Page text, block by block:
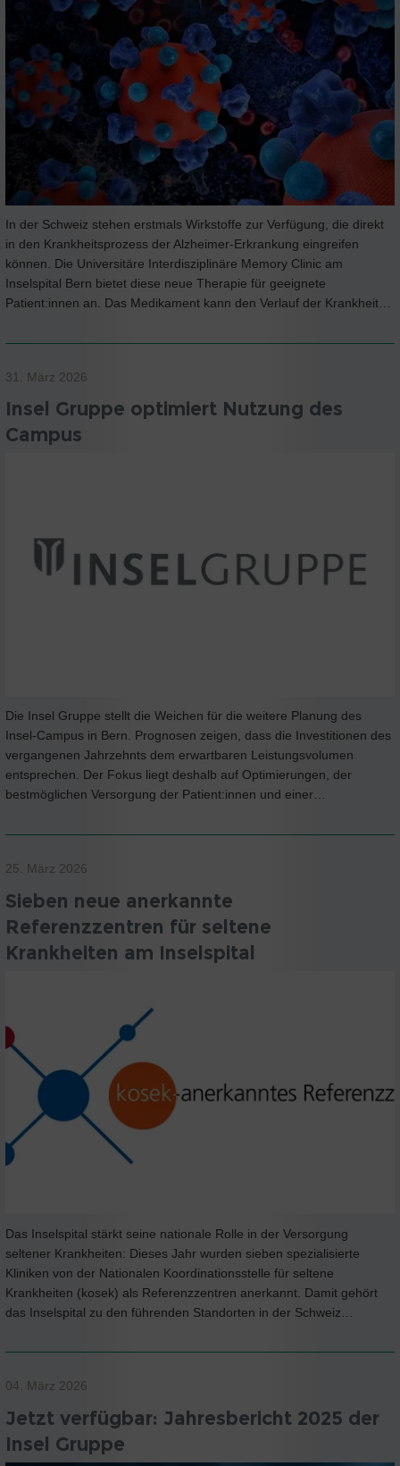
In der Schweiz stehen erstmals Wirkstoffe zur Verfügung, die direkt
in den Krankheitsprozess der Alzheimer-Erkrankung eingreifen
können. Die Universitäre Interdisziplinäre Memory Clinic am
Inselspital Bern bietet diese neue Therapie für geeignete
Patient:innen an. Das Medikament kann den Verlauf der Krankheit…
31. März 2026
Insel Gruppe optimiert Nutzung des
Campus
Die Insel Gruppe stellt die Weichen für die weitere Planung des
Insel-Campus in Bern. Prognosen zeigen, dass die Investitionen des
vergangenen Jahrzehnts dem erwartbaren Leistungsvolumen
entsprechen. Der Fokus liegt deshalb auf Optimierungen, der
bestmöglichen Versorgung der Patient:innen und einer…
25. März 2026
Sieben neue anerkannte
Referenzzentren für seltene
Krankheiten am Inselspital
Das Inselspital stärkt seine nationale Rolle in der Versorgung
seltener Krankheiten: Dieses Jahr wurden sieben spezialisierte
Kliniken von der Nationalen Koordinationsstelle für seltene
Krankheiten (kosek) als Referenzzentren anerkannt. Damit gehört
das Inselspital zu den führenden Standorten in der Schweiz…
04. März 2026
Jetzt verfügbar: Jahresbericht 2025 der
Insel Gruppe